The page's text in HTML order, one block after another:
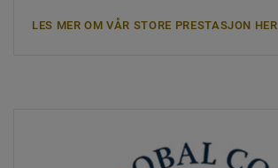
LES MER OM VÅR STORE PRESTASJON HER